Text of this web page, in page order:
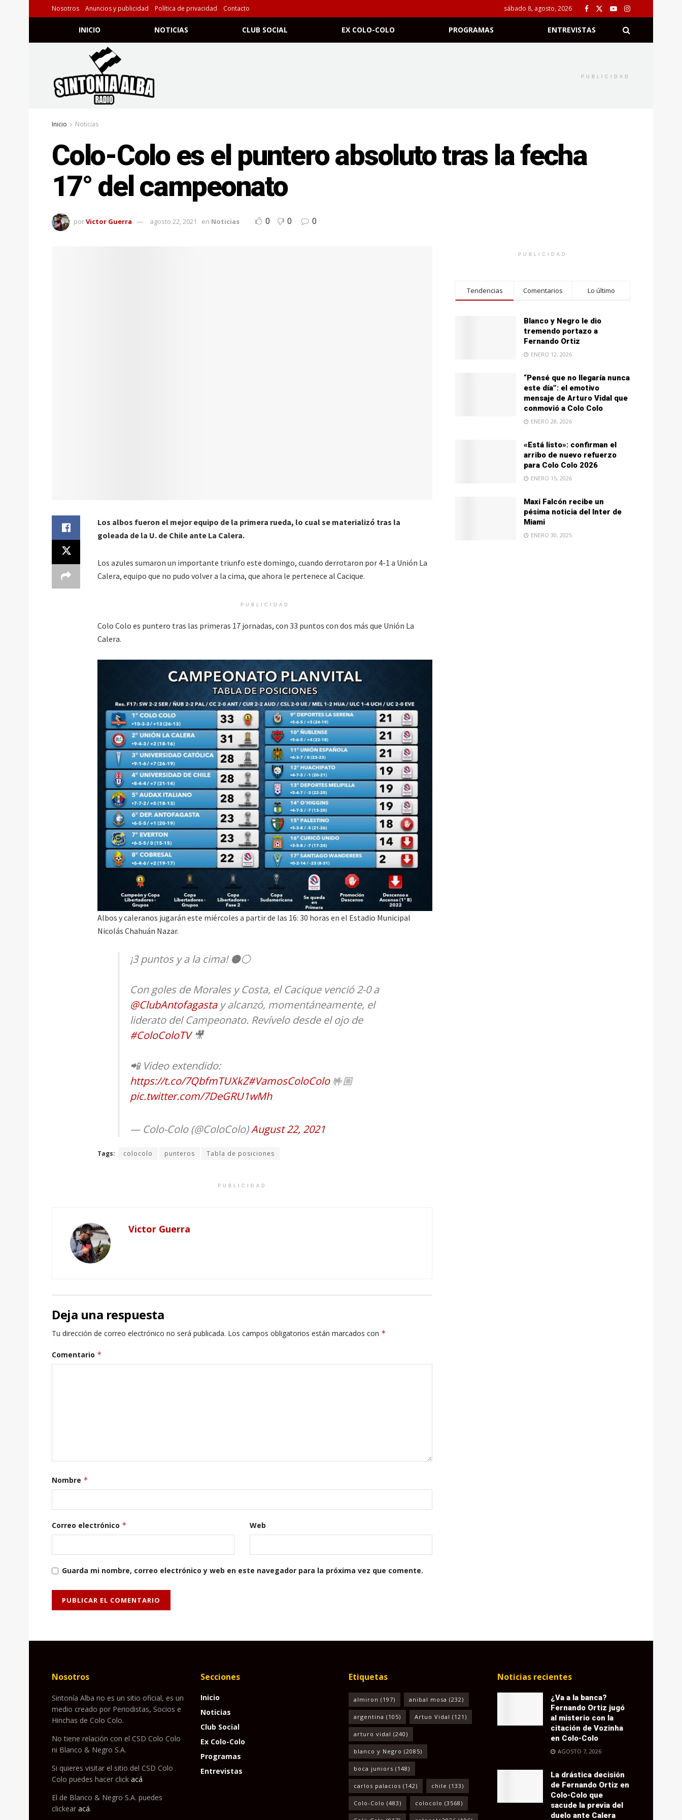
Nosotros Anuncios y publicidad Política de privacidad Contacto sábado 8, agosto, 2026
INICIO NOTICIAS CLUB SOCIAL EX COLO-COLO PROGRAMAS ENTREVISTAS
PUBLICIDAD
Inicio Noticias
Colo-Colo es el puntero absoluto tras la fecha
17° del campeonato
porVictor Guerra agosto 22, 2021 en Noticias 0 0 0
Los albos fueron el mejor equipo de la primera rueda, lo cual se materializó tras la
goleada de la U. de Chile ante La Calera.
Los azules sumaron un importante triunfo este domingo, cuando derrotaron por 4-1 a Unión La
Calera, equipo que no pudo volver a la cima, que ahora le pertenece al Cacique.
PUBLICIDAD
Colo Colo es puntero tras las primeras 17 jornadas, con 33 puntos con dos más que Unión La
Calera.
Albos y caleranos jugarán este miércoles a partir de las 16: 30 horas en el Estadio Municipal
Nicolás Chahuán Nazar.
¡3 puntos y a la cima! ⚫⚪
Con goles de Morales y Costa, el Cacique venció 2-0 a
@ClubAntofagastay alcanzó, momentáneamente, el
liderato del Campeonato. Revívelo desde el ojo de
#ColoColoTV🎥
📲 Video extendido:
https://t.co/7QbfmTUXkZ#VamosColoColo🤟🏼
pic.twitter.com/7DeGRU1wMh
— Colo-Colo (@ColoColo)August 22, 2021
Tags: colocolo punteros Tabla de posiciones
PUBLICIDAD
Victor Guerra
Deja una respuesta
Tu dirección de correo electrónico no será publicada. Los campos obligatorios están marcados con *
Comentario *
Nombre *
Correo electrónico * Web
Guarda mi nombre, correo electrónico y web en este navegador para la próxima vez que comente.
PUBLICIDAD
Tendencias Comentarios Lo último
Blanco y Negro le dio
tremendo portazo a
Fernando Ortiz
ENERO 12, 2026
“Pensé que no llegaría nunca
este día”: el emotivo
mensaje de Arturo Vidal que
conmovió a Colo Colo
ENERO 28, 2026
«Está listo»: confirman el
arribo de nuevo refuerzo
para Colo Colo 2026
ENERO 15, 2026
Maxi Falcón recibe un
pésima noticia del Inter de
Miami
ENERO 30, 2025
Nosotros
Sintonía Alba no es un sitio oficial, es un
medio creado por Periodistas, Socios e
Hinchas de Colo Colo.
No tiene relación con el CSD Colo Colo
ni Blanco & Negro S.A.
Si quieres visitar el sitio del CSD Colo
Colo puedes hacer click acá
El de Blanco & Negro S.A. puedes
clickear acá.
Secciones
Inicio
Noticias
Club Social
Ex Colo-Colo
Programas
Entrevistas
Etiquetas
almiron (197) anibal mosa (232)
argentina (105) Artuo Vidal (121)
arturo vidal (240)
blanco y Negro (2085)
boca juniors (148)
carlos palacios (142) chile (133)
Colo-Colo (483) colocolo (3568)
Noticias recientes
¿Va a la banca?
Fernando Ortiz jugó
al misterio con la
citación de Vozinha
en Colo-Colo
AGOSTO 7, 2026
La drástica decisión
de Fernando Ortiz en
Colo-Colo que
sacude la previa del
duelo ante Calera